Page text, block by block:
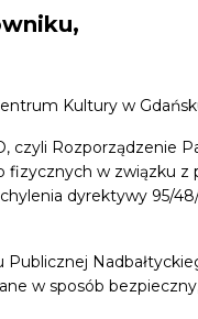
Kultury w
czyli Rozporządzenie
fizycznych w związku
dyrektywy 95/
Publicznej
w sposób
wydarzenia bezpłatne
Badania